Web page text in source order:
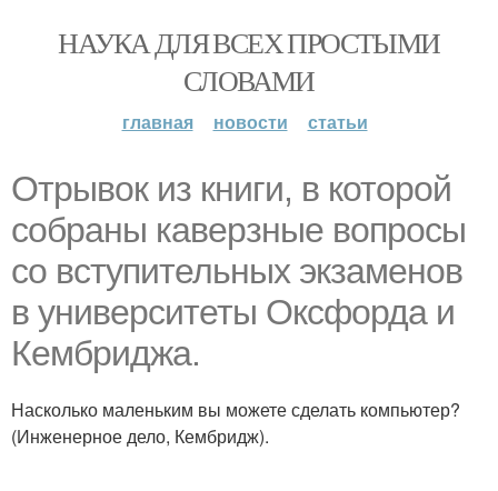
НАУКА ДЛЯ ВСЕХ ПРОСТЫМИ
СЛОВАМИ
главная новости статьи
Отрывок из книги, в которой
собраны каверзные вопросы
со вступительных экзаменов
в университеты Оксфорда и
Кембриджа.
Насколько маленьким вы можете сделать компьютер?
(Инженерное дело, Кембридж).